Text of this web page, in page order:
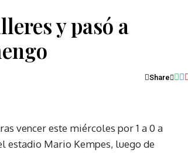
y pasó a
Share
vencer este miércoles por 1 a 0 a
estadio Mario Kempes, luego de